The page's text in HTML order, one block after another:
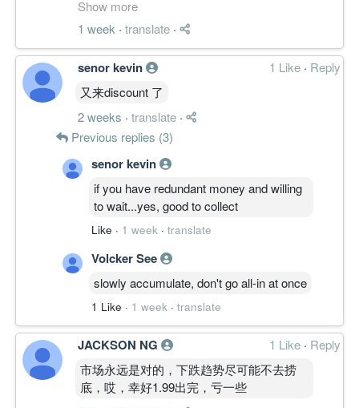
路径 A｜支撑企稳修复（45%）
守住 2.000–2.040 并重新收复 2.120，
4H/1D 的 MACD 跟上金叉，才确认
Recovery。目标 2.120 → 2.150 → 2.250。
路径 B｜继续压制消耗（55%，主路径）
站不回 2.120，继续贴 2.040 磨。日线
MACD/Fisher/OBV 同步弱，4H 未修复，
反弹更像弱修复而非启动。下方 2.040 →
2.000，1–5 个交易日最关键。
失败路径：一旦跌破 2.000 且 OBV 继续下
滑，结构从支撑测试转成 Structure
Failure，支撑需重新下移观察。
结论
YTL 现在还没死，但也没强。2.000–2.040
是核心生命线。站不回 2.120，所有反弹都
2.150，最好再挑战 2.250。当前主路径偏
向继续压制测试，而不是直接反转。
重点不是「会不会反弹」，而是：4H 能不
能跟上 30M 的企稳、OBV 会不会再创新
Analysis: 29 Jul 2026, 10.49am MYT
(intraday)
————————
MARKET STATE │ 结构状态
State: WEAK
SP: 4 / 10
SP 强制反查：现价 1.930 处于 S1 区
（1.900－1.950）内 → 基准 5 → 周线收于
云下 −1 → SP = 4
SPD: 3 / 10
周线价格已跌出主 VPVR 成交区与云层下
方，失去 2.000 附近原有整理平台，目前处
1.900－1.950 支撑区。
周线 MACD 位于零轴下方并重新转弱，负
柱开始出现；OBV 同步回落至近期低位。
成立但推进力度未进入强势阶段。
周线成交量未见放大，属低参与度下压而非
放量破位。
一句总结:
Show more
1 week · translate ·
senor kevin 1 Like · Reply
又来discount 了
2 weeks · translate ·
Previous replies (3)
senor kevin
if you have redundant money and willing
to wait...yes, good to collect
Like · 1 week · translate
Volcker See
slowly accumulate, don't go all-in at once
1 Like · 1 week · translate
JACKSON NG 1 Like · Reply
市场永远是对的，下跌趋势尽可能不去捞
底，哎，幸好1.99出完，亏一些